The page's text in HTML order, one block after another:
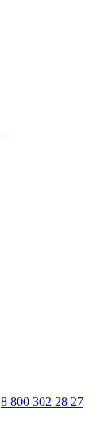
8 800 302 28 27